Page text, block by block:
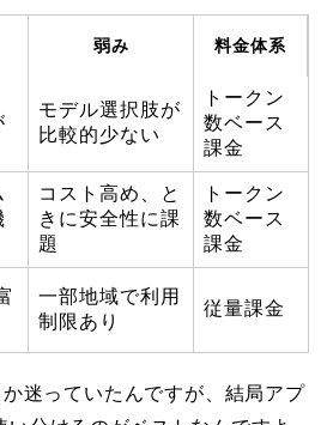
弱み 料金体系
モデル選択肢が
比較的少ない
トークン
数ベース
課金
コスト高め、と
きに安全性に課
題
トークン
数ベース
課金
一部地域で利用
制限あり
従量課金
か迷っていたんですが、結局アプ